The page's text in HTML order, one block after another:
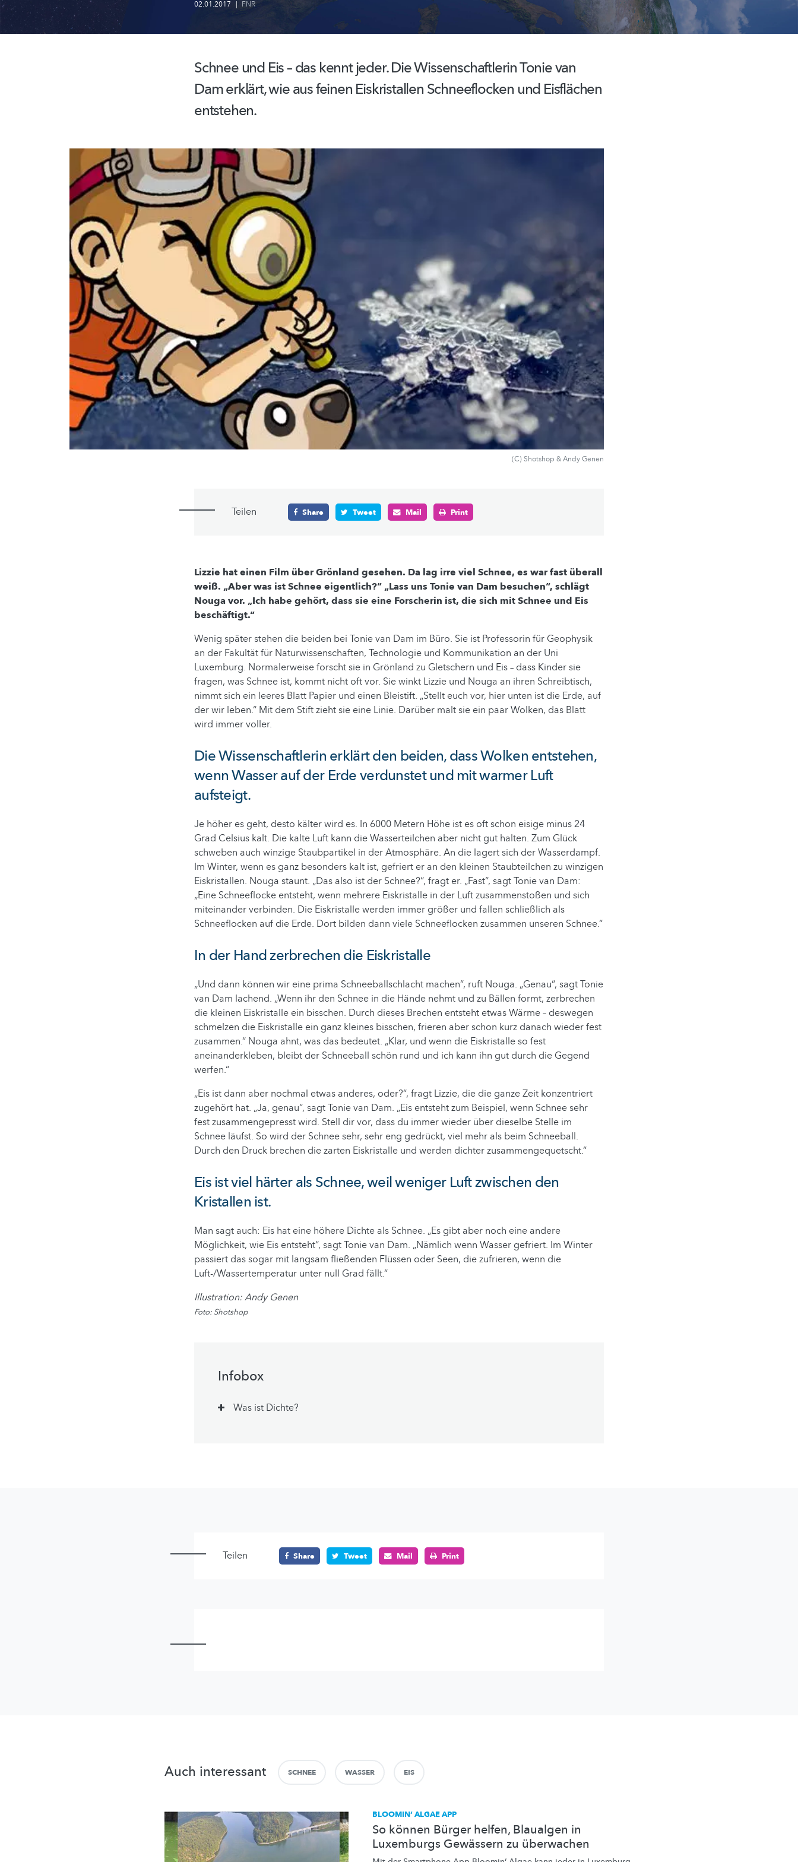
02.01.2017 | FNR
Schnee und Eis – das kennt jeder. DieWissenschaftlerinTonie van
Dam erklärt, wie aus feinen Eiskristallen Schneeflocken und Eisflächen
entstehen.
(C) Shotshop & Andy Genen
Teilen Share Tweet Mail Print
Lizzie hat einen Film über Grönland gesehen. Da lag irre viel Schnee, es war fast überall
weiß. „Aber was ist Schnee eigentlich?“ „Lass uns Tonie van Dam besuchen“, schlägt
Nouga vor. „Ich habe gehört, dass sie eine Forscherin ist, die sich mit Schnee und Eis
beschäftigt.“
Wenig später stehen die beiden bei Tonie van Dam im Büro. Sie ist Professorin für Geophysik
an der Fakultät für Naturwissenschaften, Technologie und Kommunikation an der Uni
Luxemburg. Normalerweise forscht sie in Grönland zu Gletschern und Eis – dass Kinder sie
fragen, was Schnee ist, kommt nicht oft vor. Sie winkt Lizzie und Nouga an ihren Schreibtisch,
nimmt sich ein leeres Blatt Papier und einen Bleistift. „Stellt euch vor, hier unten ist die Erde, auf
der wir leben.“ Mit dem Stift zieht sie eine Linie. Darüber malt sie ein paar Wolken, das Blatt
wird immer voller.
Die Wissenschaftlerin erklärt den beiden, dass Wolken entstehen,
wenn Wasser auf der Erde verdunstet und mit warmer Luft
aufsteigt.
Je höher es geht, desto kälter wird es. In 6000 Metern Höhe ist es oft schon eisige minus 24
Grad Celsius kalt. Die kalte Luft kann die Wasserteilchen aber nicht gut halten. Zum Glück
schweben auch winzige Staubpartikel in der Atmosphäre. An die lagert sich der Wasserdampf.
Im Winter, wenn es ganz besonders kalt ist, gefriert er an den kleinen Staubteilchen zu winzigen
Eiskristallen. Nouga staunt. „Das also ist der Schnee?“, fragt er. „Fast“, sagt Tonie van Dam:
„Eine Schneeflocke entsteht, wenn mehrere Eiskristalle in der Luft zusammenstoßen und sich
miteinander verbinden. Die Eiskristalle werden immer größer und fallen schließlich als
Schneeflocken auf die Erde. Dort bilden dann viele Schneeflocken zusammen unseren Schnee.“
In der Hand zerbrechen die Eiskristalle
„Und dann können wir eine prima Schneeballschlacht machen“, ruft Nouga. „Genau“, sagt Tonie
van Dam lachend. „Wenn ihr den Schnee in die Hände nehmt und zu Bällen formt, zerbrechen
die kleinen Eiskristalle ein bisschen. Durch dieses Brechen entsteht etwas Wärme – deswegen
schmelzen die Eiskristalle ein ganz kleines bisschen, frieren aber schon kurz danach wieder fest
zusammen.“ Nouga ahnt, was das bedeutet. „Klar, und wenn die Eiskristalle so fest
aneinanderkleben, bleibt der Schneeball schön rund und ich kann ihn gut durch die Gegend
werfen.“
„Eis ist dann aber nochmal etwas anderes, oder?“, fragt Lizzie, die die ganze Zeit konzentriert
zugehört hat. „Ja, genau“, sagt Tonie van Dam. „Eis entsteht zum Beispiel, wenn Schnee sehr
fest zusammengepresst wird. Stell dir vor, dass du immer wieder über dieselbe Stelle im
Schnee läufst. So wird der Schnee sehr, sehr eng gedrückt, viel mehr als beim Schneeball.
Durch den Druck brechen die zarten Eiskristalle und werden dichter zusammengequetscht.“
Eis ist viel härter als Schnee, weil weniger Luft zwischen den
Kristallen ist.
Man sagt auch: Eis hat eine höhere Dichte als Schnee. „Es gibt aber noch eine andere
Möglichkeit, wie Eis entsteht“, sagt Tonie van Dam. „Nämlich wenn Wasser gefriert. Im Winter
passiert das sogar mit langsam fließenden Flüssen oder Seen, die zufrieren, wenn die
Luft-/Wassertemperatur unter null Grad fällt.“
Illustration: Andy Genen
Foto: Shotshop
Infobox
Was ist Dichte?
Teilen Share Tweet Mail Print
Auch interessant SCHNEE WASSER EIS
BLOOMIN‘ ALGAE APP
So können Bürger helfen, Blaualgen in
Luxemburgs Gewässern zu überwachen